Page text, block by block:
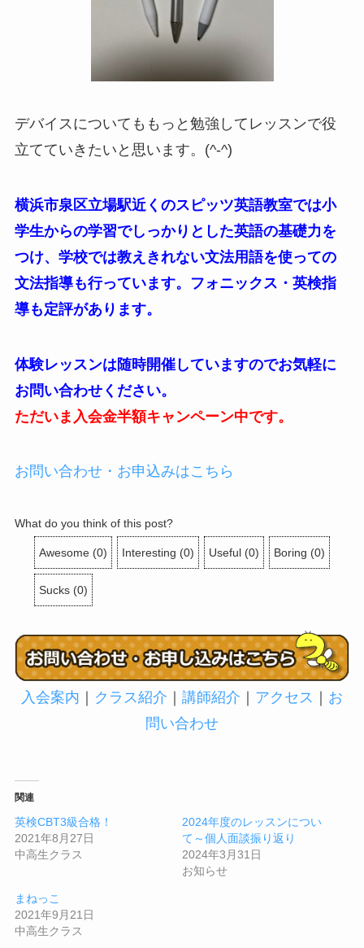
デバイスについてももっと勉強してレッスンで役
立てていきたいと思います。(^-^)
横浜市泉区立場駅近くのスピッツ英語教室では小
学生からの学習でしっかりとした英語の基礎力を
つけ、学校では教えきれない文法用語を使っての
文法指導も行っています。フォニックス・英検指
導も定評があります。
体験レッスンは随時開催していますのでお気軽に
お問い合わせください。
ただいま入会金半額キャンペーン中です。
お問い合わせ・お申込みはこちら
What do you think of this post?
Awesome (0) Interesting (0) Useful (0) Boring (0)
Sucks (0)
入会案内 クラス紹介 講師紹介 アクセス
お
問い合わせ
関連
英検CBT3級合格！
2021年8月27日
中高生クラス
2024年度のレッスンについ
て～個人面談振り返り
2024年3月31日
お知らせ
まねっこ
2021年9月21日
中高生クラス